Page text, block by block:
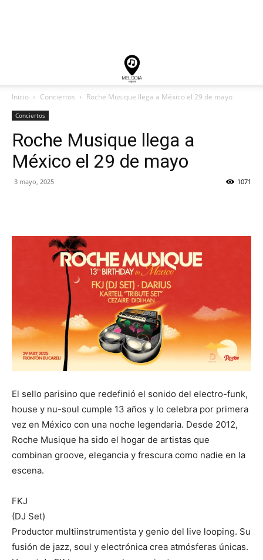
Inicio Conciertos Roche Musique llega a México el 29 de mayo
Conciertos
Roche Musique llega a
México el 29 de mayo
3 mayo, 2025 1071
El sello parisino que redefinió el sonido del electro-funk,
house y nu-soul cumple 13 años y lo celebra por primera
vez en México con una noche legendaria. Desde 2012,
Roche Musique ha sido el hogar de artistas que
combinan groove, elegancia y frescura como nadie en la
escena.
FKJ
(DJ Set)
Productor multiinstrumentista y genio del live looping. Su
fusión de jazz, soul y electrónica crea atmósferas únicas.